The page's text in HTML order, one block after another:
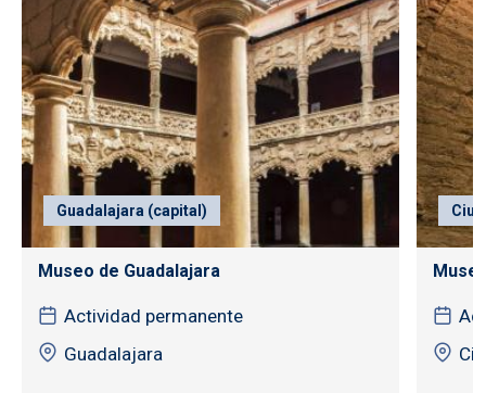
Guadalajara (capital)
Museo de Guadalajara
Actividad permanente
Guadalajara